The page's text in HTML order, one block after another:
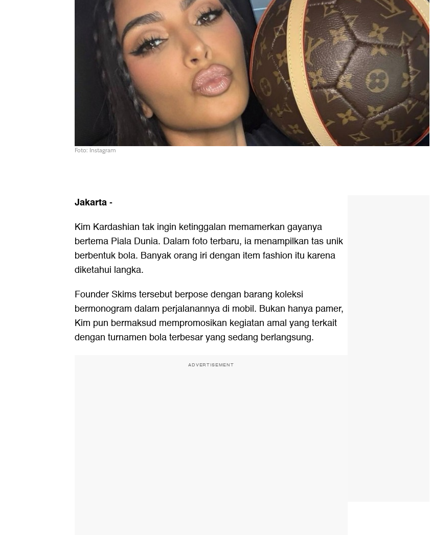
Foto: Instagram
Jakarta-
Kim Kardashian tak ingin ketinggalan memamerkan gayanya
bertema Piala Dunia. Dalam foto terbaru, ia menampilkan tas unik
berbentuk bola. Banyak orang iri dengan item fashion itu karena
diketahui langka.
Founder Skims tersebut berpose dengan barang koleksi
bermonogram dalam perjalanannya di mobil. Bukan hanya pamer,
Kim pun bermaksud mempromosikan kegiatan amal yang terkait
dengan turnamen bola terbesar yang sedang berlangsung.
ADVERTISEMENT